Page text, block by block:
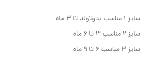
سایز ۱ مناسب بدو‌تولد تا ۳ ماه
سایز ۲ مناسب ۳ تا ۶ ماه
سایز ۳ مناسب ۶ تا ۹ ماه